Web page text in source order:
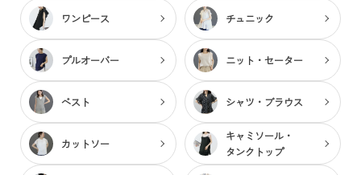
ワンピース チュニック
プルオーバー ニット・セーター
ベスト シャツ・ブラウス
カットソー
キャミソール・
タンクトップ